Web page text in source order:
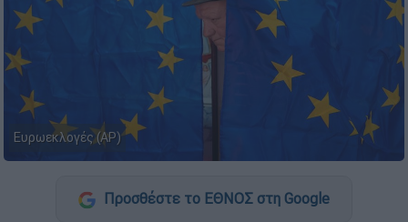
Ευρωεκλογές (AP)
Προσθέστε το ΕΘΝΟΣ στη Google